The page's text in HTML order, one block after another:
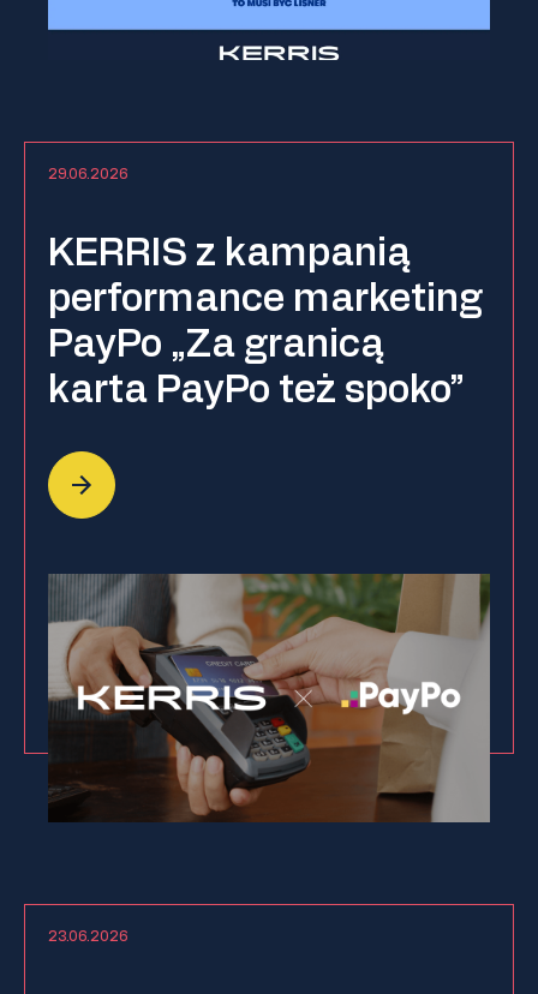
29.06.2026
KERRIS z kampanią
performance marketing
PayPo „Za granicą
karta PayPo też spoko”
23.06.2026